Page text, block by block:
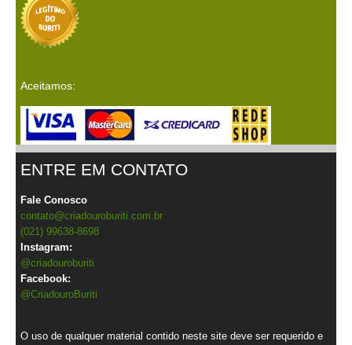
Aceitamos:
ENTRE EM CONTATO
Fale Conosco
contato@criadouroburiti.com.br
(021) 99638-8698
Instagram:
@criadouroburiti
Facebook:
@CriadouroBuriti
O uso de qualquer material contido neste site deve ser requerido e